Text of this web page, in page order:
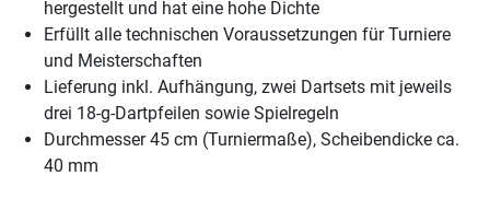
hergestellt und hat eine hohe Dichte
Erfüllt alle technischen Voraussetzungen für Turniere
und Meisterschaften
Lieferung inkl. Aufhängung, zwei Dartsets mit jeweils
drei 18-g-Dartpfeilen sowie Spielregeln
Durchmesser 45 cm (Turniermaße), Scheibendicke ca.
40 mm